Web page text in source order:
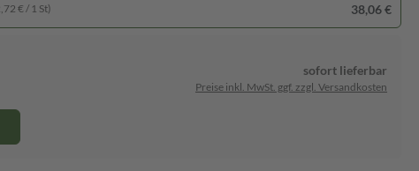
€ / 1 St) 38,06 €
sofort lieferbar
Preise inkl. MwSt. ggf. zzgl. Versandkosten